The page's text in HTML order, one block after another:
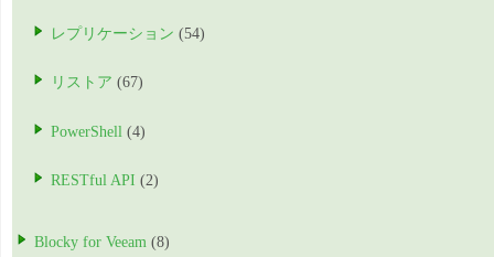
レプリケーション (54)
リストア (67)
PowerShell (4)
RESTful API (2)
Blocky for Veeam (8)